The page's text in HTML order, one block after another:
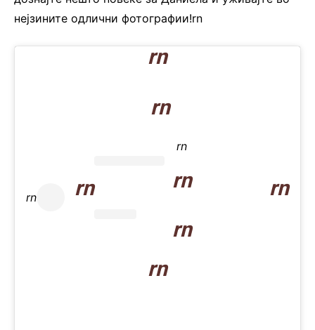
нејзините одлични фотографии!rn
rn
rn
rn rn
rn
rn
rn
rn
rn